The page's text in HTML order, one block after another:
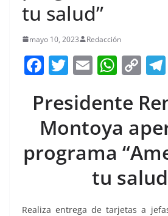
tu salud”
mayo 10, 2023 Redacción
F
c
e
b
o
k
T
itt
er
E
ai
l
W
at
s
A
p
C
p
y
Li
n
k
Presidente
Montoya
programa
tu
Realiza entrega de tarjetas a